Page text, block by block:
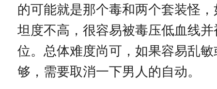
的可能就是那个毒和两个套装怪
坦度不高，很容易被毒压低血线
位。总体难度尚可，如果容易乱
够，需要取消一下男人的自动。